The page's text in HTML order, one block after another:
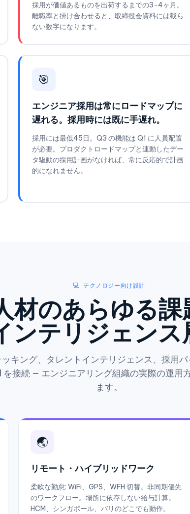
採用が価値あるものを出荷するまでの3-4ヶ月。
離職率と掛け合わせると、取締役会資料には載ら
ない数字になります。
🎯
エンジニア採用は常にロードマップに
遅れる。採用時には既に手遅れ。
採用には最低45日。Q3 の機能は Q1 に人員配置
が必要。プロダクトロードマップと連動したデー
タ駆動の採用計画がなければ、常に反応的で計画
的になれません。
💻 テクノロジー向け設計
材のあらゆる
ンテリジェンス
キング、タレントインテリジェンス、採用
を接続 — エンジニアリング組織の実際の運用
ます。
🌏
リモート・ハイブリッドワーク
柔軟な勤怠: WiFi、GPS、WFH 切替。非同期優先
のワークフロー。場所に依存しない給与計算。
HCM、シンガポール、バリのどこでも動作。